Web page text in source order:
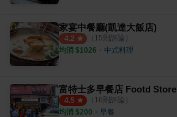
家宴中餐廳(凱達大飯店)
4.2 （ 15則評論）
均消 $1026 ・ 中式料理
富特士多早餐店 Footd Store
4.5 （ 16則評論）
均消 $200 ・ 早餐